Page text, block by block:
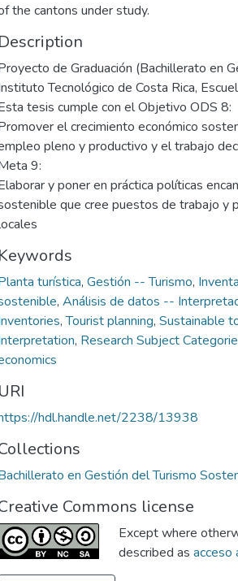
the cantons under study.
Description
de Graduación (Bachillerato en
Tecnológico de Costa Rica,
tesis cumple con el Objetivo ODS 8:
el crecimiento económico
pleno y productivo y el trabajo
9:
y poner en práctica políticas
que cree puestos de trabajo y
Keywords
turística, Gestión -- Turismo,
, Análisis de datos --
,Tourist planning, Sustainable
, Research Subject
URI
hdl.handle.net/2238/13938
en Gestión del Turismo
Commons license
Except where
described as acceso